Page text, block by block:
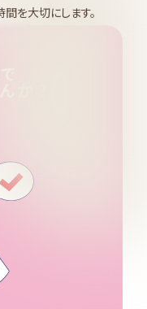
を大切にします。
か？